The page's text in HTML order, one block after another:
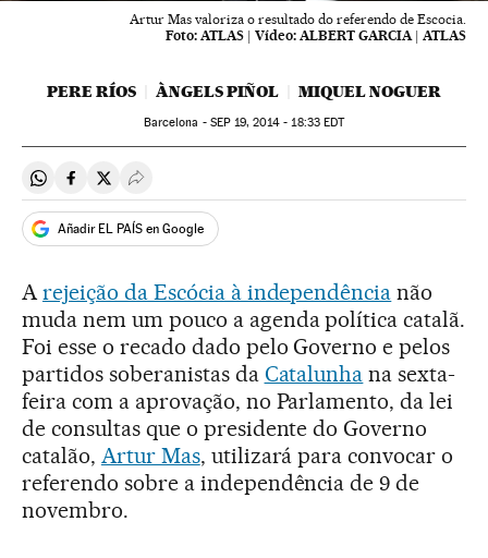
Artur Mas valoriza o resultado do referendo de Escocia.
Foto: ATLAS | Vídeo: ALBERT GARCIA | ATLAS
PERE RÍOS ÀNGELS PIÑOL MIQUEL NOGUER
Barcelona - SEP 19, 2014 - 18:33EDT
Compartir en Whatsapp
Compartir en Facebook
Compartir en Twitter
Desplegar Redes Sociales
Añadir EL PAÍS en Google
Arejeição da Escócia à independência não
muda nem um pouco a agenda política catalã.
Foi esse o recado dado pelo Governo e pelos
partidos soberanistas da Catalunha na sexta-
feira com a aprovação, no Parlamento, da lei
de consultas que o presidente do Governo
catalão, Artur Mas, utilizará para convocar o
referendo sobre a independência de 9 de
novembro.